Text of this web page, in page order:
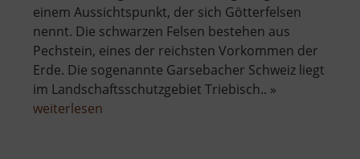
einem Aussichtspunkt, der sich Götterfelsen
nennt. Die schwarzen Felsen bestehen aus
Pechstein, eines der reichsten Vorkommen der
Erde. Die sogenannte Garsebacher Schweiz liegt
im Landschaftsschutzgebiet Triebisch.. »
weiterlesen